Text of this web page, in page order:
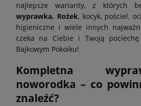
najlepsze warianty, z których
wyprawka. Rożek, kocyk, pościel,
higieniczne i wiele innych
czeka na Ciebie i Twoją
Bajkowym Pokoiku!
Kompletna
noworodka – co
znaleźć?